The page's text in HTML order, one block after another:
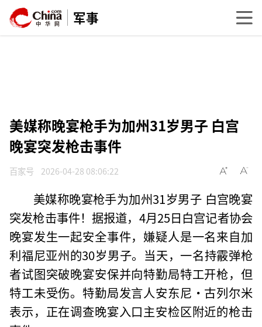
军事
美媒称晚宴枪手为加州31岁男子 白宫
晚宴突发枪击事件
百家号 2026-04-28 08:06:22
美媒称晚宴枪手为加州31岁男子 白宫晚宴
突发枪击事件！据报道，4月25日白宫记者协会
晚宴发生一起安全事件，嫌疑人是一名来自加
利福尼亚州的30岁男子。当天，一名持霰弹枪
者试图突破晚宴安保并向特勤局特工开枪，但
特工未受伤。特勤局发言人安东尼·古列尔米
表示，正在调查晚宴入口主安检区附近的枪击